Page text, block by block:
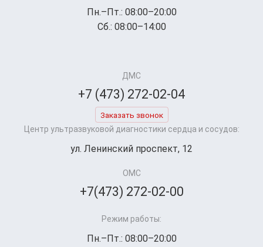
Пн.–Пт.: 08:00–20:00
Сб.: 08:00–14:00
ДМС
+7 (473) 272-02-04
Заказать звонок
Центр ультразвуковой диагностики сердца и сосудов:
ул. Ленинский проспект, 12
ОМС
+7(473) 272-02-00
Режим работы:
Пн.–Пт.: 08:00–20:00